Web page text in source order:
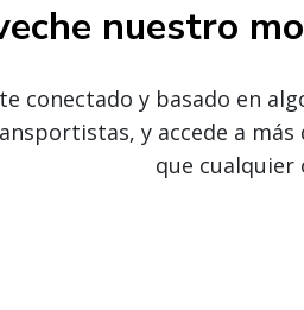
nuestro
conectado y basado en
y accede a
que